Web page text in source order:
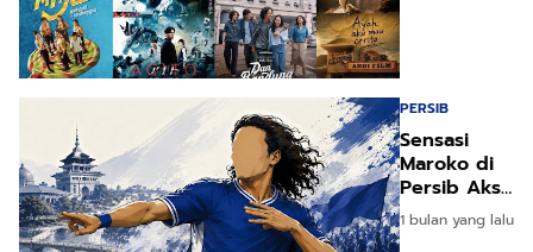
PERSIB
Sensasi
Maroko di
Persib Aksi
Jaipongnya
Dikenang
1 bulan yang lalu